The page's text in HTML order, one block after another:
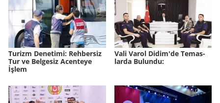
Tu­rizm De­ne­ti­mi: Reh­ber­siz
Tur ve Bel­ge­siz Acen­te­ye
İşlem
Vali Varol Didim'de Te­mas­
lar­da Bu­lun­du: